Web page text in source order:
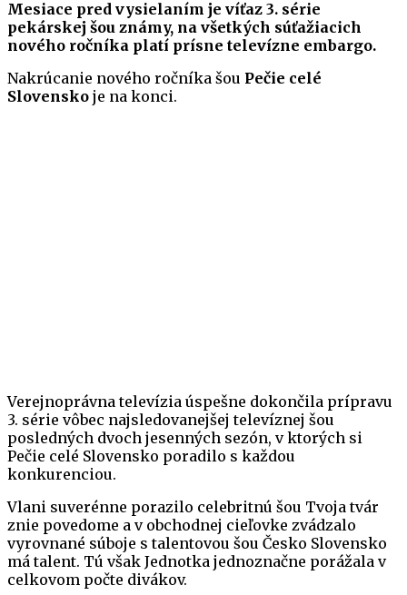
Mesiace pred vysielaním je víťaz 3. série
pekárskej šou známy, na všetkých súťažiacich
nového ročníka platí prísne televízne embargo.
Nakrúcanie nového ročníka šou Pečie celé
Slovensko je na konci.
Verejnoprávna televízia úspešne dokončila prípravu
3. série vôbec najsledovanejšej televíznej šou
posledných dvoch jesenných sezón, v ktorých si
Pečie celé Slovensko poradilo s každou
konkurenciou.
Vlani suverénne porazilo celebritnú šou Tvoja tvár
znie povedome a v obchodnej cieľovke zvádzalo
vyrovnané súboje s talentovou šou Česko Slovensko
má talent. Tú však Jednotka jednoznačne porážala v
celkovom počte divákov.